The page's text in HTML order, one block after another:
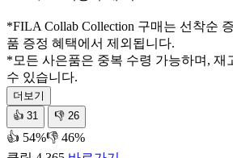
*FILA Collab Collection 구매는 선착순
품 증정 혜택에서 제외됩니다.
*모든 사은품은 중복 수령 가능하며, 재
수 있습니다.
더보기
👍 31 👎 26
👍 54%👎 46%